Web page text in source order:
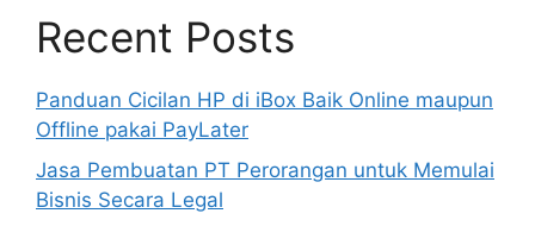
Recent Posts
Panduan Cicilan HP di iBox Baik Online maupun
Offline pakai PayLater
Jasa Pembuatan PT Perorangan untuk Memulai
Bisnis Secara Legal